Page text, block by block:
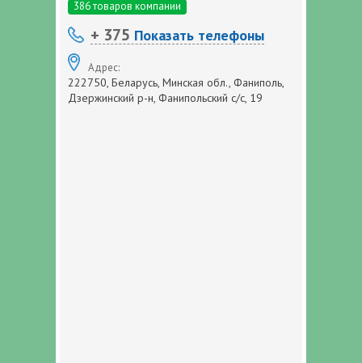
386 товаров компании
+ 375 Показать телефоны
Адрес:
222750, Беларусь, Минская обл., Фаниполь,
Дзержинский р-н, Фанипольский с/с, 19